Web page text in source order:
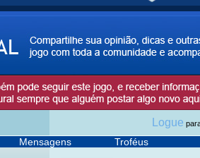
Logue
Mensagens Troféus